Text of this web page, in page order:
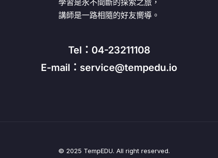
學習是永不間斷的探索之旅，
講師是一路相隨的好友嚮導。
Tel：04-23211108
E-mail：service@tempedu.io
© 2025 TempEDU. All right reserved.